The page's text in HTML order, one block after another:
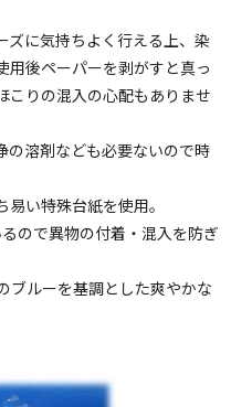
ズに気持ちよく行える上、染
用後ペーパーを剥がすと真っ
こりの混入の心配もありませ
の溶剤なども必要ないので時
い特殊台紙を使用。
ので異物の付着・混入を防ぎ
ブルーを基調とした爽やかな